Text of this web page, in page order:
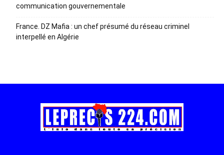
communication gouvernementale
France. DZ Mafia : un chef présumé du réseau criminel
interpellé en Algérie